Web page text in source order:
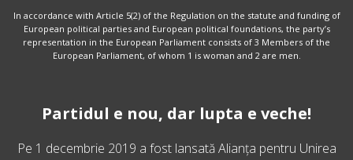
In accordance with Article 5(2) of the Regulation on the statute and funding of
European political parties and European political foundations, the party’s
representation in the European Parliament consists of 3 Members of the
European Parliament, of whom 1 is woman and 2 are men.
Partidul e nou, dar lupta e veche!
Pe 1 decembrie 2019 a fost lansatăAlianța pentru Unirea